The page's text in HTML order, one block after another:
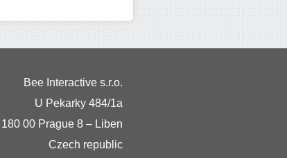
Bee Interactive s.r.o.
U Pekarky 484/1a
180 00 Prague 8 – Liben
Czech republic